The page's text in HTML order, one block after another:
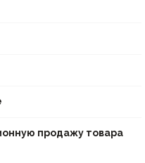
продажу товара